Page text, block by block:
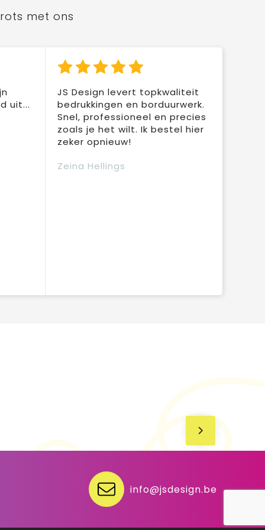
met ons
uit...
JS Design levert topkwaliteit
bedrukkingen en borduurwerk.
Snel, professioneel en precies
zoals je het wilt. Ik bestel hier
zeker opnieuw!
Zeina Hellings
info@jsdesign.be